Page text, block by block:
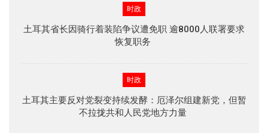
时政
土耳其省长因骑行着装陷争议遭免职 逾8000人联署要求
恢复职务
时政
土耳其主要反对党裂变持续发酵：厄泽尔组建新党，但暂
不拉拢共和人民党地方力量